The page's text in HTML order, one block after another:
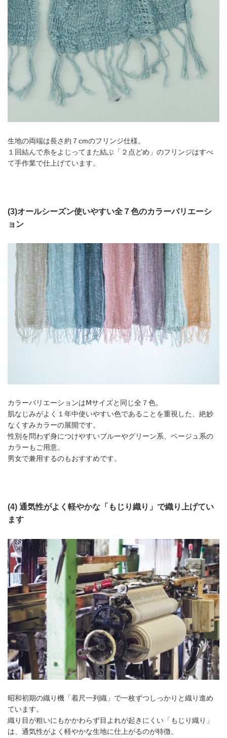
生地の両端は長さ約７cmのフリンジ仕様。
１回結んで糸をよじってまた結ぶ「２点どめ」のフリンジはすべ
て手作業で仕上げています。
(3)オールシーズン使いやすい全７色のカラーバリエーシ
ョン
カラーバリエーションはⅯサイズと同じ全７色。
肌なじみがよく１年中使いやすい色であることを重視した、絶妙
なくすみカラーの展開です。
性別を問わず身につけやすいブルーやグリーン系、ベージュ系の
カラーもご用意。
男女で兼用するのもおすすめです。
(4) 通気性がよく軽やかな「もじり織り」で織り上げてい
ます
昭和初期の織り機「着尺一列織」で一枚ずつしっかりと織り進め
ています。
織り目が粗いにもかかわらず目よれが起きにくい「もじり織り」
は、通気性がよく軽やかな生地に仕上がるのが特徴。